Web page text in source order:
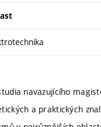
navazujícího
a praktických